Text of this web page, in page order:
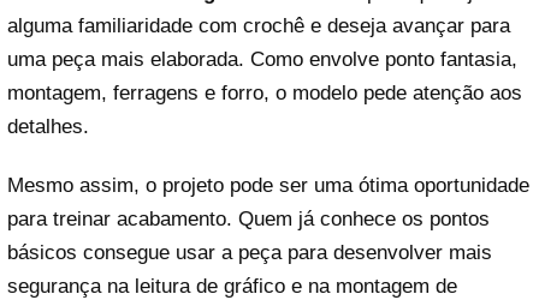
alguma familiaridade com crochê e deseja avançar para
uma peça mais elaborada. Como envolve ponto fantasia,
montagem, ferragens e forro, o modelo pede atenção aos
detalhes.
Mesmo assim, o projeto pode ser uma ótima oportunidade
para treinar acabamento. Quem já conhece os pontos
básicos consegue usar a peça para desenvolver mais
segurança na leitura de gráfico e na montagem de